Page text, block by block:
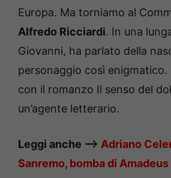
Europa. Ma torniamo al
Alfredo Ricciardi. In una
Giovanni, ha parlato della
personaggio così
con il romanzo Il senso del
un’agente letterario.
Leggi anche —> Adriano
Sanremo, bomba di Amadeus